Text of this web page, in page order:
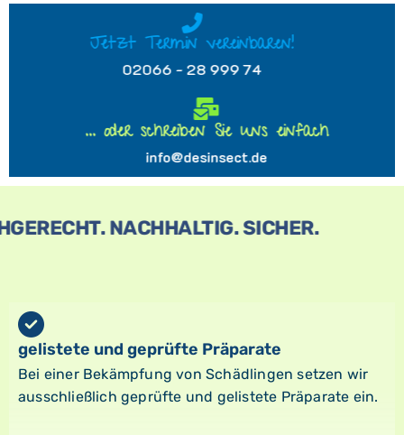
Jetzt Termin vereinbaren!
02066 - 28 999 74
... oder schreiben Sie uns einfach
info@desinsect.de
FACHGERECHT. NACHHALTIG. SICHER.
gelistete und geprüfte Präparate
Bei einer Bekämpfung von Schädlingen setzen wir
ausschließlich geprüfte und gelistete Präparate ein.